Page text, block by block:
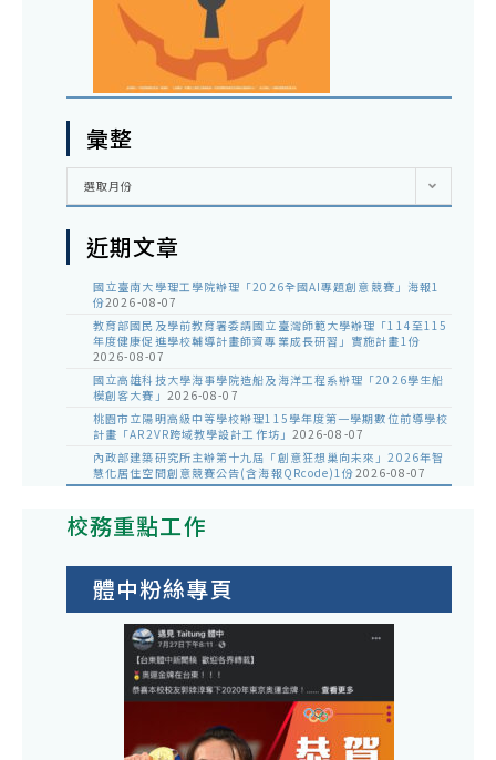
彙整
彙
選取月份
近期文章
國立臺南大學理工學院辦理「2026全國AI專題創意競賽」海報1
份2026-08-07
教育部國民及學前教育署委請國立臺灣師範大學辦理「114至115
年度健康促進學校輔導計畫師資專業成長研習」實施計畫1份
2026-08-07
國立高雄科技大學海事學院造船及海洋工程系辦理「2026學生船
模創客大賽」 2026-08-07
桃園市立陽明高級中等學校辦理115學年度第一學期數位前導學校
計畫「AR2VR跨域教學設計工作坊」 2026-08-07
內政部建築研究所主辦第十九屆「創意狂想巢向未來」2026年智
慧化居住空間創意競賽公告(含海報QRcode)1份2026-08-07
校務重點工作
體中粉絲專頁